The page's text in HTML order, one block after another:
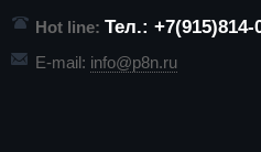
Hot line: Тел.: +7(915)814-
E-mail: info@p8n.ru